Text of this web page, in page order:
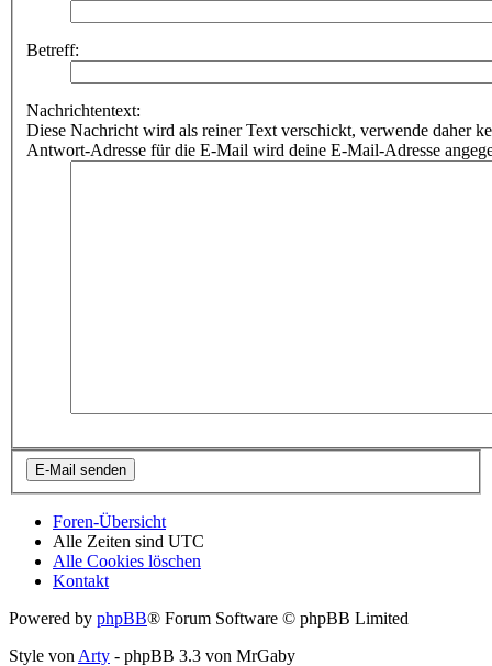
Betreff:
Nachrichtentext:
Diese Nachricht wird als reiner Text verschickt, verwende daher
Antwort-Adresse für die E-Mail wird deine E-Mail-Adresse
Foren-Übersicht
Alle Zeiten sind UTC
Alle Cookies löschen
Kontakt
Powered by phpBB® Forum Software © phpBB Limited
Style von Arty - phpBB 3.3 von MrGaby